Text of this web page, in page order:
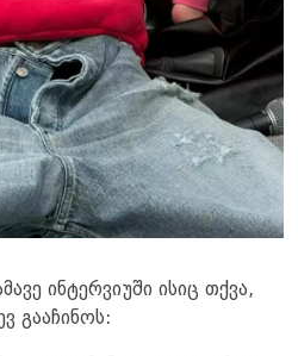
ინტერვიუში ისიც თქვა,
გააჩინოს: